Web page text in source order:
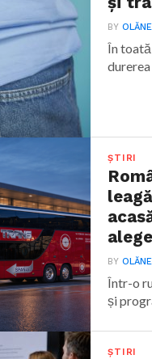
BY
În toată
durerea
ȘTIRI
BY
Într-o
și
ȘTIRI